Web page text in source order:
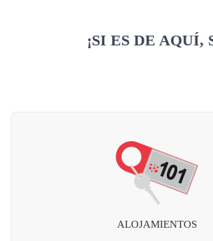
¡SI ES DE AQUÍ,
ALOJAMIENTOS